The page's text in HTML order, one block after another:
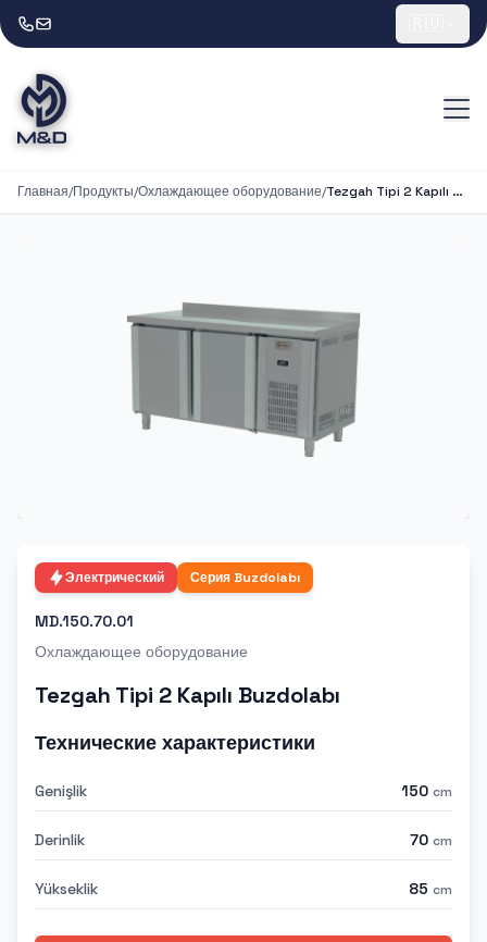
Главная/Продукты/Охлаждающее оборудование/ Tezgah Tipi 2 Kapılı Buzdolabı
Электрический Серия Buzdolabı
MD.150.70.01
Охлаждающее оборудование
Tezgah Tipi 2 Kapılı Buzdolabı
Технические характеристики
Genişlik 150 cm
Derinlik 70 cm
Yükseklik 85 cm